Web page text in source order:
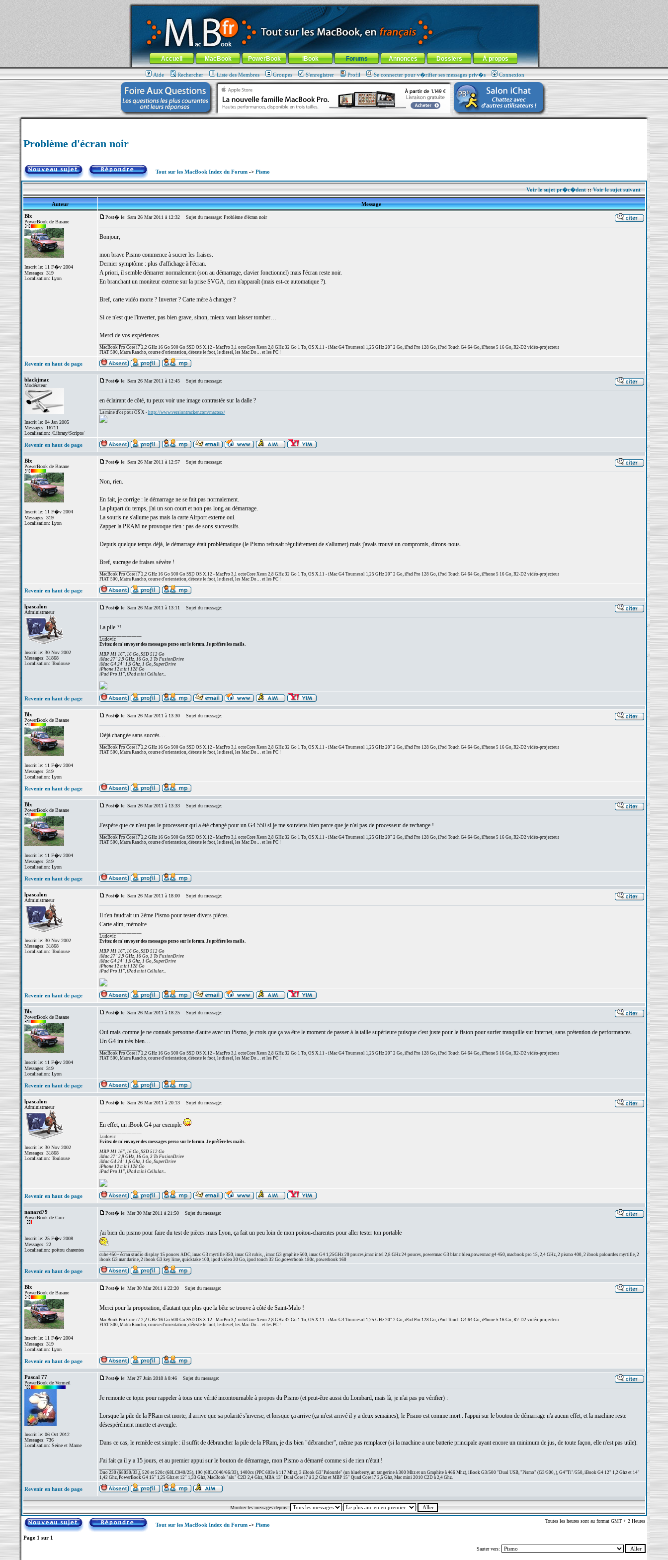
MacBook-fr.com : 100% Apple... 100% nomade !
Aller au contenu-Aller au menu général-Aller au menu de la rubrique
Menu général
Accueil MacBook PowerBook iBook Forums Annonces Dossiers À propos
Aide Rechercher Liste des Membres Groupes S'enregistrer Profil Se connecter pour v�rifier ses messages priv�s Connexion
Problème d'écran noir
Tout sur les MacBook Index du Forum-> Pismo
Voir le sujet pr�c�dent::Voir le sujet suivant
Auteur
Message
Blx
PowerBook de Basane
Inscrit le: 11 F�v 2004
Messages: 319
Localisation: Lyon
Post� le: Sam 26 Mar 2011 à 12:32 Sujet du message: Problème d'écran noir
Bonjour,
mon brave Pismo commence à sucrer les fraises.
Dernier symptôme : plus d'affichage à l'écran.
A priori, il semble démarrer normalement (son au démarrage, clavier fonctionnel) mais l'écran reste noir.
En branchant un moniteur externe sur la prise SVGA, rien n'apparaît (mais est-ce automatique ?).
Bref, carte vidéo morte ? Inverter ? Carte mère à changer ?
Si ce n'est que l'inverter, pas bien grave, sinon, mieux vaut laisser tomber…
Merci de vos expériences.
MacBook Pro Core i7 2,2 GHz 16 Go 500 Go SSD OS X.12 - MacPro 3,1 octoCore Xeon 2,8 GHz 32 Go 1 To, OS X.11 - iMac G4 Tournesol 1,25 GHz 20" 2 Go, iPad Pro 128 Go, iPod Touch G4 64 Go, iPhone 5 16 Go, R2-D2 vidéo-projecteur
FIAT 500, Matra Rancho, course d'orientation, déteste le foot, le diesel, les Mac Do… et les PC !
Revenir en haut de page
blackjmac
Modérateur
Inscrit le: 04 Jan 2005
Messages: 16711
Localisation: /Library/Scripts/
Post� le: Sam 26 Mar 2011 à 12:45 Sujet du message:
en éclairant de côté, tu peux voir une image contrastée sur la dalle ?
La mine d'or pour OS X - http://www.versiontracker.com/macosx/
Revenir en haut de page
Blx
PowerBook de Basane
Inscrit le: 11 F�v 2004
Messages: 319
Localisation: Lyon
Post� le: Sam 26 Mar 2011 à 12:57 Sujet du message:
Non, rien.
En fait, je corrige : le démarrage ne se fait pas normalement.
La plupart du temps, j'ai un son court et non pas long au démarrage.
La souris ne s'allume pas mais la carte Airport externe oui.
Zapper la PRAM ne provoque rien : pas de sons successifs.
Depuis quelque temps déjà, le démarrage était problématique (le Pismo refusait régulièrement de s'allumer) mais j'avais trouvé un compromis, dirons-nous.
Bref, sucrage de fraises sévère !
MacBook Pro Core i7 2,2 GHz 16 Go 500 Go SSD OS X.12 - MacPro 3,1 octoCore Xeon 2,8 GHz 32 Go 1 To, OS X.11 - iMac G4 Tournesol 1,25 GHz 20" 2 Go, iPad Pro 128 Go, iPod Touch G4 64 Go, iPhone 5 16 Go, R2-D2 vidéo-projecteur
FIAT 500, Matra Rancho, course d'orientation, déteste le foot, le diesel, les Mac Do… et les PC !
Revenir en haut de page
lpascalon
Administrateur
Inscrit le: 30 Nov 2002
Messages: 31868
Localisation: Toulouse
Post� le: Sam 26 Mar 2011 à 13:11 Sujet du message:
La pile ?!
Ludovic
Evitez de m'envoyer des messages perso sur le forum. Je préfère les mails.
MBP M1 16", 16 Go, SSD 512 Go
iMac 27" 2,9 GHz, 16 Go, 3 To FusionDrive
iMac G4 24" 1,6 Ghz, 1 Go, SuperDrive
iPhone 12 mini 128 Go
iPad Pro 11", iPad mini Cellular...
Revenir en haut de page
Blx
PowerBook de Basane
Inscrit le: 11 F�v 2004
Messages: 319
Localisation: Lyon
Post� le: Sam 26 Mar 2011 à 13:30 Sujet du message:
Déjà changée sans succès…
MacBook Pro Core i7 2,2 GHz 16 Go 500 Go SSD OS X.12 - MacPro 3,1 octoCore Xeon 2,8 GHz 32 Go 1 To, OS X.11 - iMac G4 Tournesol 1,25 GHz 20" 2 Go, iPad Pro 128 Go, iPod Touch G4 64 Go, iPhone 5 16 Go, R2-D2 vidéo-projecteur
FIAT 500, Matra Rancho, course d'orientation, déteste le foot, le diesel, les Mac Do… et les PC !
Revenir en haut de page
Blx
PowerBook de Basane
Inscrit le: 11 F�v 2004
Messages: 319
Localisation: Lyon
Post� le: Sam 26 Mar 2011 à 13:33 Sujet du message:
J'espère que ce n'est pas le processeur qui a été changé pour un G4 550 si je me souviens bien parce que je n'ai pas de processeur de rechange !
MacBook Pro Core i7 2,2 GHz 16 Go 500 Go SSD OS X.12 - MacPro 3,1 octoCore Xeon 2,8 GHz 32 Go 1 To, OS X.11 - iMac G4 Tournesol 1,25 GHz 20" 2 Go, iPad Pro 128 Go, iPod Touch G4 64 Go, iPhone 5 16 Go, R2-D2 vidéo-projecteur
FIAT 500, Matra Rancho, course d'orientation, déteste le foot, le diesel, les Mac Do… et les PC !
Revenir en haut de page
lpascalon
Administrateur
Inscrit le: 30 Nov 2002
Messages: 31868
Localisation: Toulouse
Post� le: Sam 26 Mar 2011 à 18:00 Sujet du message:
Il t'en faudrait un 2ème Pismo pour tester divers pièces.
Carte alim, mémoire...
Ludovic
Evitez de m'envoyer des messages perso sur le forum. Je préfère les mails.
MBP M1 16", 16 Go, SSD 512 Go
iMac 27" 2,9 GHz, 16 Go, 3 To FusionDrive
iMac G4 24" 1,6 Ghz, 1 Go, SuperDrive
iPhone 12 mini 128 Go
iPad Pro 11", iPad mini Cellular...
Revenir en haut de page
Blx
PowerBook de Basane
Inscrit le: 11 F�v 2004
Messages: 319
Localisation: Lyon
Post� le: Sam 26 Mar 2011 à 18:25 Sujet du message:
Oui mais comme je ne connais personne d'autre avec un Pismo, je crois que ça va être le moment de passer à la taille supérieure puisque c'est juste pour le fiston pour surfer tranquille sur internet, sans prétention de performances.
Un G4 ira très bien…
MacBook Pro Core i7 2,2 GHz 16 Go 500 Go SSD OS X.12 - MacPro 3,1 octoCore Xeon 2,8 GHz 32 Go 1 To, OS X.11 - iMac G4 Tournesol 1,25 GHz 20" 2 Go, iPad Pro 128 Go, iPod Touch G4 64 Go, iPhone 5 16 Go, R2-D2 vidéo-projecteur
FIAT 500, Matra Rancho, course d'orientation, déteste le foot, le diesel, les Mac Do… et les PC !
Revenir en haut de page
lpascalon
Administrateur
Inscrit le: 30 Nov 2002
Messages: 31868
Localisation: Toulouse
Post� le: Sam 26 Mar 2011 à 20:13 Sujet du message:
En effet, un iBook G4 par exemple
Ludovic
Evitez de m'envoyer des messages perso sur le forum. Je préfère les mails.
MBP M1 16", 16 Go, SSD 512 Go
iMac 27" 2,9 GHz, 16 Go, 3 To FusionDrive
iMac G4 24" 1,6 Ghz, 1 Go, SuperDrive
iPhone 12 mini 128 Go
iPad Pro 11", iPad mini Cellular...
Revenir en haut de page
nanard79
PowerBook de Cuir
Inscrit le: 25 F�v 2008
Messages: 22
Localisation: poitou charentes
Post� le: Mer 30 Mar 2011 à 21:50 Sujet du message:
j'ai bien du pismo pour faire du test de pièces mais Lyon, ça fait un peu loin de mon poitou-charentes pour aller tester ton portable
cube 450+ écran studio display 15 pouces ADC, imac G3 myrtille 350, imac G3 rubis, , imac G3 graphite 500, imac G4 1,25GHz 20 pouces,imac intel 2,8 GHz 24 pouces, powermac G3 blanc bleu,powermac g4 450, macbook pro 15, 2,4 GHz, 2 pismo 400, 2 ibook palourdes myrtille, 2
ibook G3 mandarine, 2 ibook G3 key lime, quicktake 100, ipod video 30 Go, ipod touch 32 Go,powerbook 180c, powerbook 160
Revenir en haut de page
Blx
PowerBook de Basane
Inscrit le: 11 F�v 2004
Messages: 319
Localisation: Lyon
Post� le: Mer 30 Mar 2011 à 22:20 Sujet du message:
Merci pour la proposition, d'autant que plus que la bête se trouve à côté de Saint-Malo !
MacBook Pro Core i7 2,2 GHz 16 Go 500 Go SSD OS X.12 - MacPro 3,1 octoCore Xeon 2,8 GHz 32 Go 1 To, OS X.11 - iMac G4 Tournesol 1,25 GHz 20" 2 Go, iPad Pro 128 Go, iPod Touch G4 64 Go, iPhone 5 16 Go, R2-D2 vidéo-projecteur
FIAT 500, Matra Rancho, course d'orientation, déteste le foot, le diesel, les Mac Do… et les PC !
Revenir en haut de page
Pascal 77
PowerBook de Vermeil
Inscrit le: 06 Oct 2012
Messages: 736
Localisation: Seine et Marne
Post� le: Mer 27 Juin 2018 à 8:46 Sujet du message:
Je remonte ce topic pour rappeler à tous une vérité incontournable à propos du Pismo (et peut-être aussi du Lombard, mais là, je n'ai pas pu vérifier) :
Lorsque la pile de la PRam est morte, il arrive que sa polarité s'inverse, et lorsque ça arrive (ça m'est arrivé il y a deux semaines), le Pismo est comme mort : l'appui sur le bouton de démarrage n'a aucun effet, et la machine reste
désespérément muette et aveugle.
Dans ce cas, le remède est simple : il suffit de débrancher la pile de la PRam, je dis bien "débrancher", même pas remplacer (si la machine a une batterie principale ayant encore un minimum de jus, de toute façon, elle n'est pas utile).
J'ai fait ça il y a 15 jours, et au premier appui sur le bouton de démarrage, mon Pismo a démarré comme si de rien n'était !
Duo 230 (68030/33,), 520 et 520c (68LC040/25), 190 (68LC040/66/33), 1400cs (PPC 603e à 117 Mhz), 3 iBook G3"Palourde" (un blueberry, un tangerine à 300 Mhz et un Graphite à 466 Mhz), iBook G3/500 "Dual USB, "Pismo" (G3/500, ), G4"Ti"/550, iBook G4 12" 1,2 Ghz et 14"
1,42 Ghz, PowerBook G4 15" 1,25 Ghz et 12" 1,33 Ghz, MacBook "alu" C2D 2,4 Ghz, MBA 13" Dual Core i7 à 2,2 Ghz et MBP 15" Quad Core i7 2,5 Ghz, Mac mini 2010 C2D à 2,4 Ghz.
Revenir en haut de page
Montrer les messages depuis:
Tout sur les MacBook Index du Forum-> Pismo
Toutes les heures sont au format GMT + 2 Heures
Page 1 sur 1
Sauter vers: